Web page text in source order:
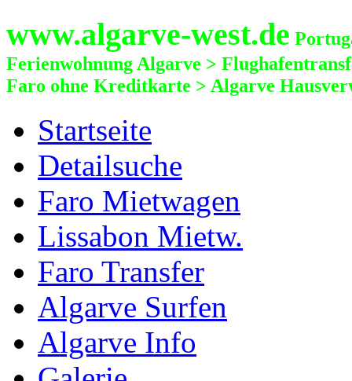
www.algarve-west.de
Ferienwohnung Algarve >
Faro ohne Kreditkarte > Algarve
Startseite
Detailsuche
Faro Mietwagen
Lissabon Mietw.
Faro Transfer
Algarve Surfen
Algarve Info